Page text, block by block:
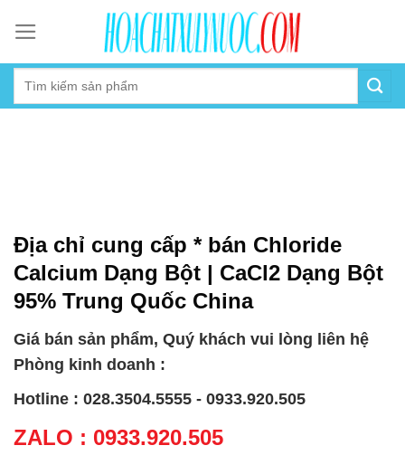
content
Địa chỉ cung cấp * bán Chloride
Calcium Dạng Bột | CaCl2 Dạng Bột
95% Trung Quốc China
Giá bán sản phẩm, Quý khách vui lòng liên hệ
Phòng kinh doanh :
Hotline : 028.3504.5555 - 0933.920.505
ZALO : 0933.920.505